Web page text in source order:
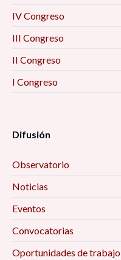
IV Congreso
III Congreso
II Congreso
I Congreso
Difusión
Observatorio
Noticias
Eventos
Convocatorias
Oportunidades de trabajo